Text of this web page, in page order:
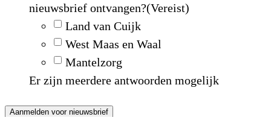
nieuwsbrief ontvangen?(Vereist)
Land van Cuijk
West Maas en Waal
Mantelzorg
Er zijn meerdere antwoorden mogelijk
Aanmelden voor nieuwsbrief